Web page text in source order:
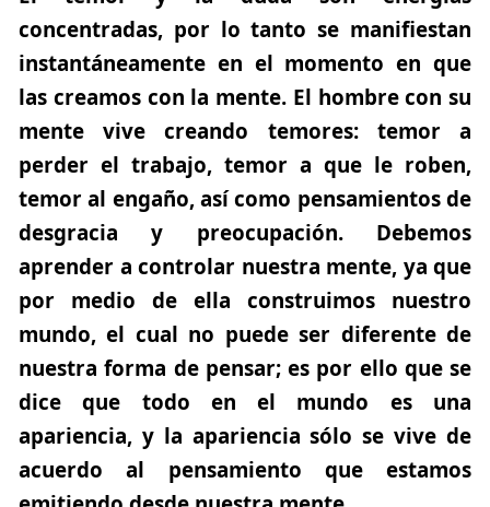
concentradas, por lo tanto se manifiestan
instantáneamente en el momento en que
las creamos con la mente. El hombre con su
mente vive creando temores: temor a
perder el trabajo, temor a que le roben,
temor al engaño, así como pensamientos de
desgracia y preocupación. Debemos
aprender a controlar nuestra mente, ya que
por medio de ella construimos nuestro
mundo, el cual no puede ser diferente de
nuestra forma de pensar; es por ello que se
dice que todo en el mundo es una
apariencia, y la apariencia sólo se vive de
acuerdo al pensamiento que estamos